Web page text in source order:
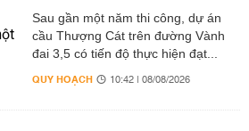
Sau gần một năm thi công, dự án
cầu Thượng Cát trên đường Vành
đai 3,5 có tiến độ thực hiện đạt...
QUY HOẠCH 10:42 | 08/08/2026